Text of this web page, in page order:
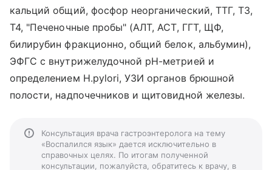
кальций общий, фосфор неорганический, ТТГ, Т3,
Т4, "Печеночные пробы" (АЛТ, АСТ, ГГТ, ЩФ,
билирубин фракционно, общий белок, альбумин),
ЭФГС с внутрижелудочной рН-метрией и
определением H.pylori, УЗИ органов брюшной
полости, надпочечников и щитовидной железы.
Консультация врача гастроэнтеролога на тему
«Воспалился язык» дается исключительно в
справочных целях. По итогам полученной
консультации, пожалуйста, обратитесь к врачу, в